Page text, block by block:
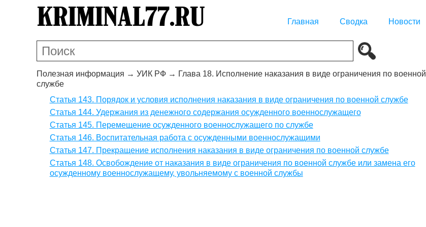
Главная Сводка Новости
Полезная информация → УИК РФ → Глава 18. Исполнение наказания в виде ограничения по военной
службе
Статья 143. Порядок и условия исполнения наказания в виде ограничения по военной службе
Статья 144. Удержания из денежного содержания осужденного военнослужащего
Статья 145. Перемещение осужденного военнослужащего по службе
Статья 146. Воспитательная работа с осужденными военнослужащими
Статья 147. Прекращение исполнения наказания в виде ограничения по военной службе
Статья 148. Освобождение от наказания в виде ограничения по военной службе или замена его
осужденному военнослужащему, увольняемому с военной службы